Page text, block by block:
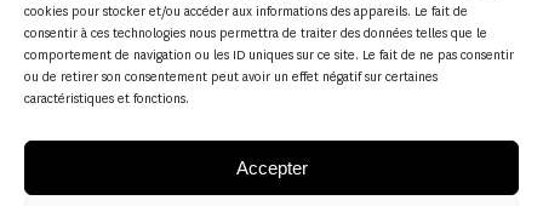
cookies pour stocker et/ou accéder aux informations des appareils. Le fait de
consentir à ces technologies nous permettra de traiter des données telles que le
comportement de navigation ou les ID uniques sur ce site. Le fait de ne pas consentir
ou de retirer son consentement peut avoir un effet négatif sur certaines
caractéristiques et fonctions.
Accepter